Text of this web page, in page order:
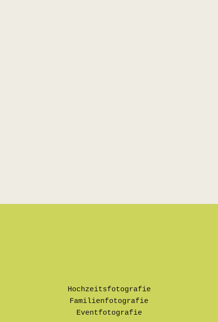
Hochzeitsfotografie
Familienfotografie
Eventfotografie